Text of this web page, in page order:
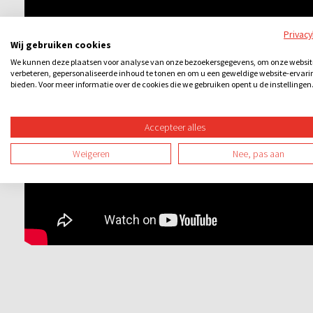
Wij gebruiken cookies
We kunnen deze plaatsen voor analyse van onze bezoekersgegevens, om onze
verbeteren, gepersonaliseerde inhoud te tonen en om u een geweldige website-
bieden. Voor meer informatie over de cookies die we gebruiken opent u de instellingen.
Accepteer alles
Weigeren Nee, pas aan